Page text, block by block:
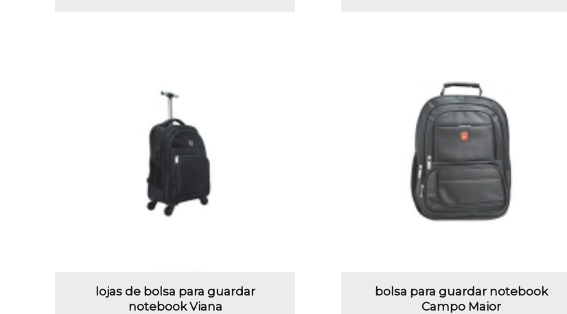
lojas de bolsa para guardar
notebook Viana
bolsa para guardar notebook
Campo Maior